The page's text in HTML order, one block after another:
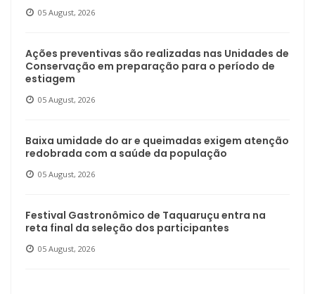
05 August, 2026
Ações preventivas são realizadas nas Unidades de
Conservação em preparação para o período de
estiagem
05 August, 2026
Baixa umidade do ar e queimadas exigem atenção
redobrada com a saúde da população
05 August, 2026
Festival Gastronômico de Taquaruçu entra na
reta final da seleção dos participantes
05 August, 2026